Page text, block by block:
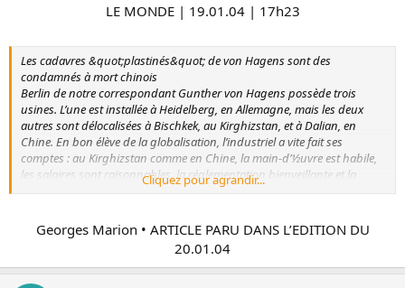
LE MONDE | 19.01.04 | 17h23​
Les cadavres &quot;plastinés&quot; de von Hagens sont des
condamnés à mort chinois
Berlin de notre correspondant Gunther von Hagens possède trois
usines. L’une est installée à Heidelberg, en Allemagne, mais les deux
autres sont délocalisées à Bischkek, au Kirghizstan, et à Dalian, en
Chine. En bon élève de la globalisation, l’industriel a vite fait ses
comptes : au Kirghizstan comme en Chine, la main-d’½uvre est habile,
les salaires sont raisonnables, la réglementation bienveillante et la
matière première abondante. Cette dernière est cependant particulière :
Gunther von Hagens a inventé un procédé de conservation des corps
qu’il a appelé &quot;plastination&quot;. Il s’agit d’une sorte de
plastification des morts qui permet, ensuite, toutes les manipulations,
du découpage au coloriage, en passant par l’écorchement et la mise en
Cliquez pour agrandir...
Georges Marion • ARTICLE PARU DANS L’EDITION DU
20.01.04​